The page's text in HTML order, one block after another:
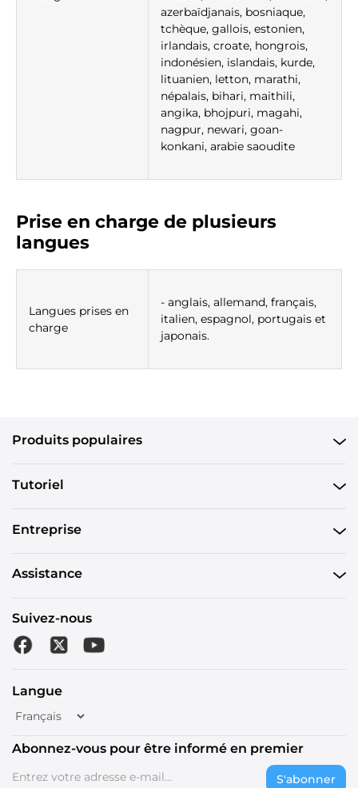
azerbaïdjanais, bosniaque,
tchèque, gallois, estonien,
irlandais, croate, hongrois,
indonésien, islandais, kurde,
lituanien, letton, marathi,
népalais, bihari, maithili,
angika, bhojpuri, magahi,
nagpur, newari, goan-
konkani, arabie saoudite
Prise en charge de plusieurs
langues
Langues prises en
charge
- anglais, allemand, français,
italien, espagnol, portugais et
japonais.
Produits populaires
Tutoriel
Entreprise
Assistance
Suivez-nous
Langue
Abonnez-vous pour être informé en premier
S'abonner